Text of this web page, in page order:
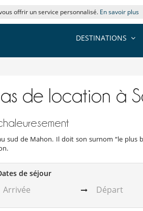
offrir un service personnalisé. En savoir plus
DESTINATIONS
de location à
sud de Mahon. Il doit son surnom “le
de séjour